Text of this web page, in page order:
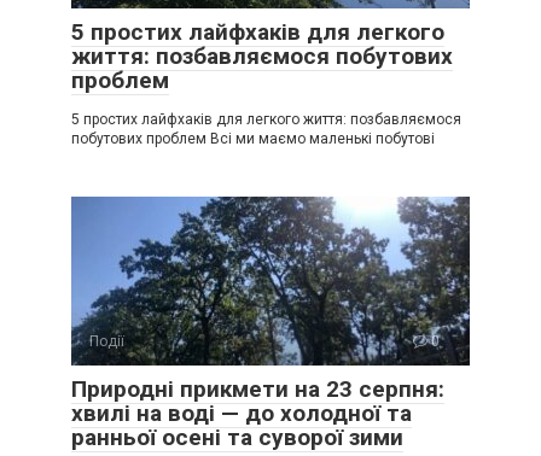
5 простих лайфхаків для легкого
життя: позбавляємося побутових
проблем
5 простих лайфхаків для легкого життя: позбавляємося
побутових проблем Всі ми маємо маленькі побутові
Події 0
Природні прикмети на 23 серпня:
хвилі на воді — до холодної та
ранньої осені та суворої зими